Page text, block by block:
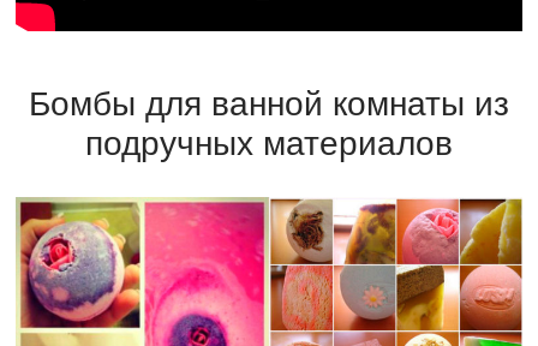
Бомбы для ванной комнаты из
подручных материалов